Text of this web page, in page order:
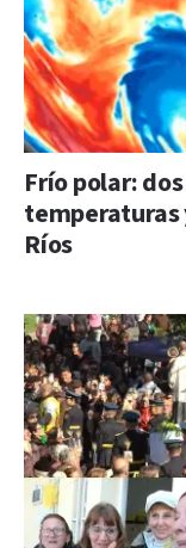
Frío polar:
temperaturas
Ríos